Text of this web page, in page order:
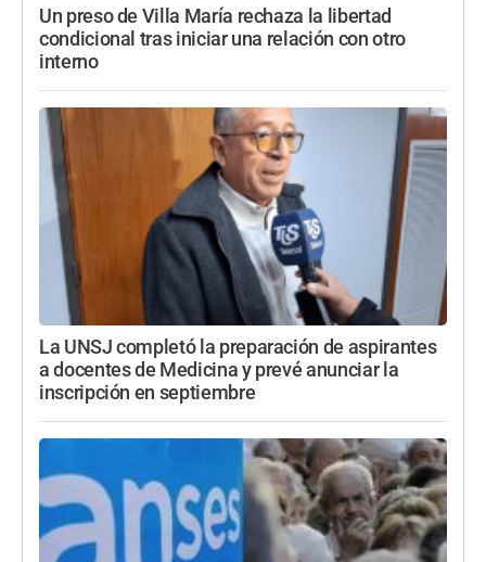
Un preso de Villa María rechaza la libertad
condicional tras iniciar una relación con otro
interno
La UNSJ completó la preparación de aspirantes
a docentes de Medicina y prevé anunciar la
inscripción en septiembre